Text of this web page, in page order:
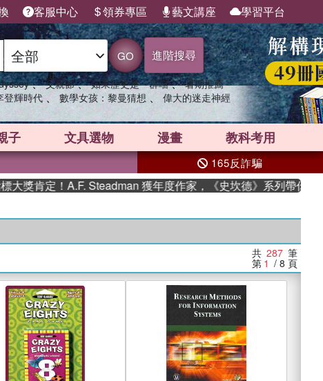
客服中心 領券專區 藝文講座 學習平台
GO 進階搜尋
、 父親節 、 如果歷史是一群喵 、 暑期推薦
登輝時代 、 數學女孩：黎曼猜想 、 偉大的迷走神經
子 文具選物 漫畫 教科考用
165反詐騙
！A.F. Steadman 獲年度作家，《史坎德》系列帶你踏上熱血奇
共 287 筆
第 1 / 8 頁